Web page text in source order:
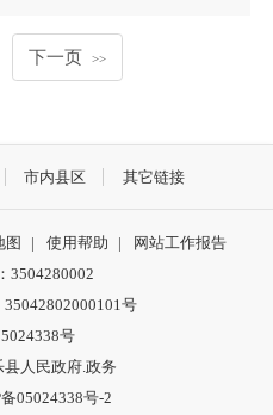
下一页 >>
市内县区 其它链接
图 | 使用帮助 |
网站工作报告
3504280002
号
号
人民政府.政务
05024338号-2